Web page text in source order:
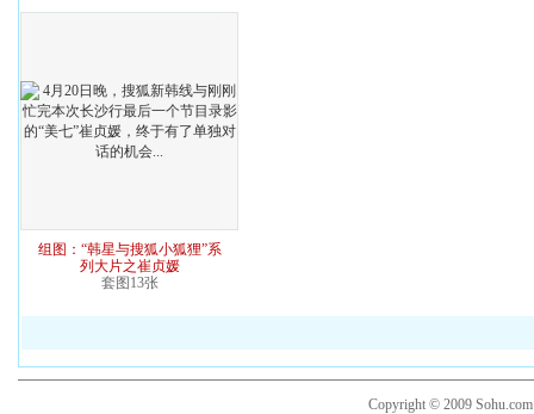
组图：“韩星与搜狐小狐狸”系
列大片之崔贞媛
套图13张
Copyright © 2009